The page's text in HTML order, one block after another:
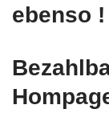
ebenso !